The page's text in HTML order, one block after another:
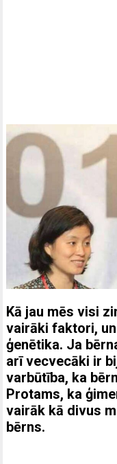
Kā jau mēs visi
vairāki faktori,
ģenētika. Ja
arī vecvecāki ir
varbūtība, ka
Protams, ka
vairāk kā divus
bērns.